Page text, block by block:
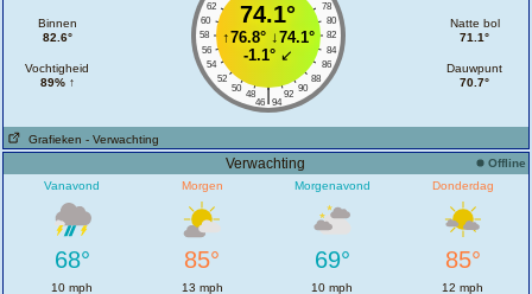
Binnen
82.6°
Vochtigheid
89% ↑
62
78
60
80
58
82
56
84
54
86
52
88
50
90
48 92
|
46 94
74.1°
↑76.8°↓74.1°
-1.1°↙
Natte bol
71.1°
Dauwpunt
70.7°
Grafieken - Verwachting
Verwachting
Offline
Vanavond
Morgen Morgenavond Donderdag
68° 85° 69° 85°
10 mph 13 mph 10 mph 12 mph